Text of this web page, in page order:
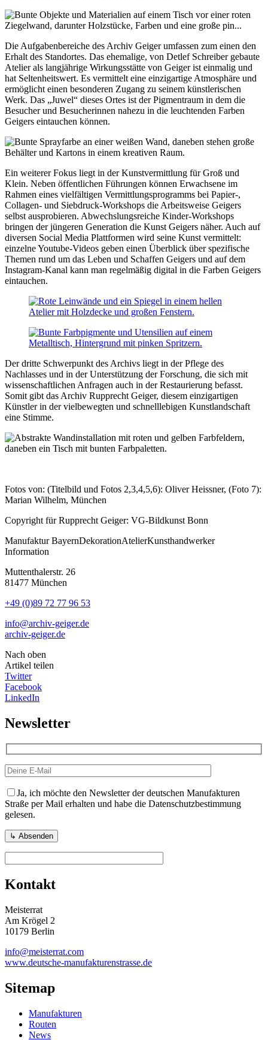
Die Aufgabenbereiche des Archiv Geiger umfassen zum einen den
Erhalt des Standortes. Das ehemalige, von Detlef Schreiber gebaute
Atelier als langjährige Wirkungsstätte von Geiger ist einmalig und
hat Seltenheitswert. Es vermittelt eine einzigartige Atmosphäre und
ermöglicht einen besonderen Zugang zu seinem künstlerischen
Werk. Das „Juwel“ dieses Ortes ist der Pigmentraum in dem die
Besucher und Besucherinnen nahezu in die leuchtenden Farben
Geigers eintauchen können.
Ein weiterer Fokus liegt in der Kunstvermittlung für Groß und
Klein. Neben öffentlichen Führungen können Erwachsene im
Rahmen eines vielfältigen Vermittlungsprogramms bei Papier-,
Collagen- und Siebdruck-Workshops die Arbeitsweise Geigers
selbst ausprobieren. Abwechslungsreiche Kinder-Workshops
bringen der jüngeren Generation die Kunst Geigers näher. Auch auf
diversen Social Media Plattformen wird seine Kunst vermittelt:
einzelne Youtube-Videos geben einen Überblick über spezifische
Themen rund um das Leben und Schaffen Geigers und auf dem
Instagram-Kanal kann man regelmäßig digital in die Farben Geigers
eintauchen.
Der dritte Schwerpunkt des Archivs liegt in der Pflege des
Nachlasses und in der Unterstützung der Forschung, die sich mit
wissenschaftlichen Anfragen auch in der Restaurierung befasst.
Somit gibt das Archiv Rupprecht Geiger, diesem einzigartigen
Künstler in der vielbewegten und schnelllebigen Kunstlandschaft
eine Stimme.
Fotos von: (Titelbild und Fotos 2,3,4,5,6): Oliver Heissner, (Foto 7):
Marian Wilhelm, München
Copyright für Rupprecht Geiger: VG-Bildkunst Bonn
Manufaktur BayernDekorationAtelierKunsthandwerker
Information
Muttenthalerstr. 26
81477 München
+49 (0)89 72 77 96 53
info@archiv-geiger.de
archiv-geiger.de
Nach oben
Artikel teilen
Twitter
Facebook
LinkedIn
Newsletter
Ja, ich möchte den Newsletter der deutschen Manufakturen
Straße per Mail erhalten und habe die Datenschutzbestimmung
gelesen.
Kontakt
Meisterrat
Am Krögel 2
10179 Berlin
info@meisterrat.com
www.deutsche-manufakturenstrasse.de
Sitemap
Manufakturen
Routen
News